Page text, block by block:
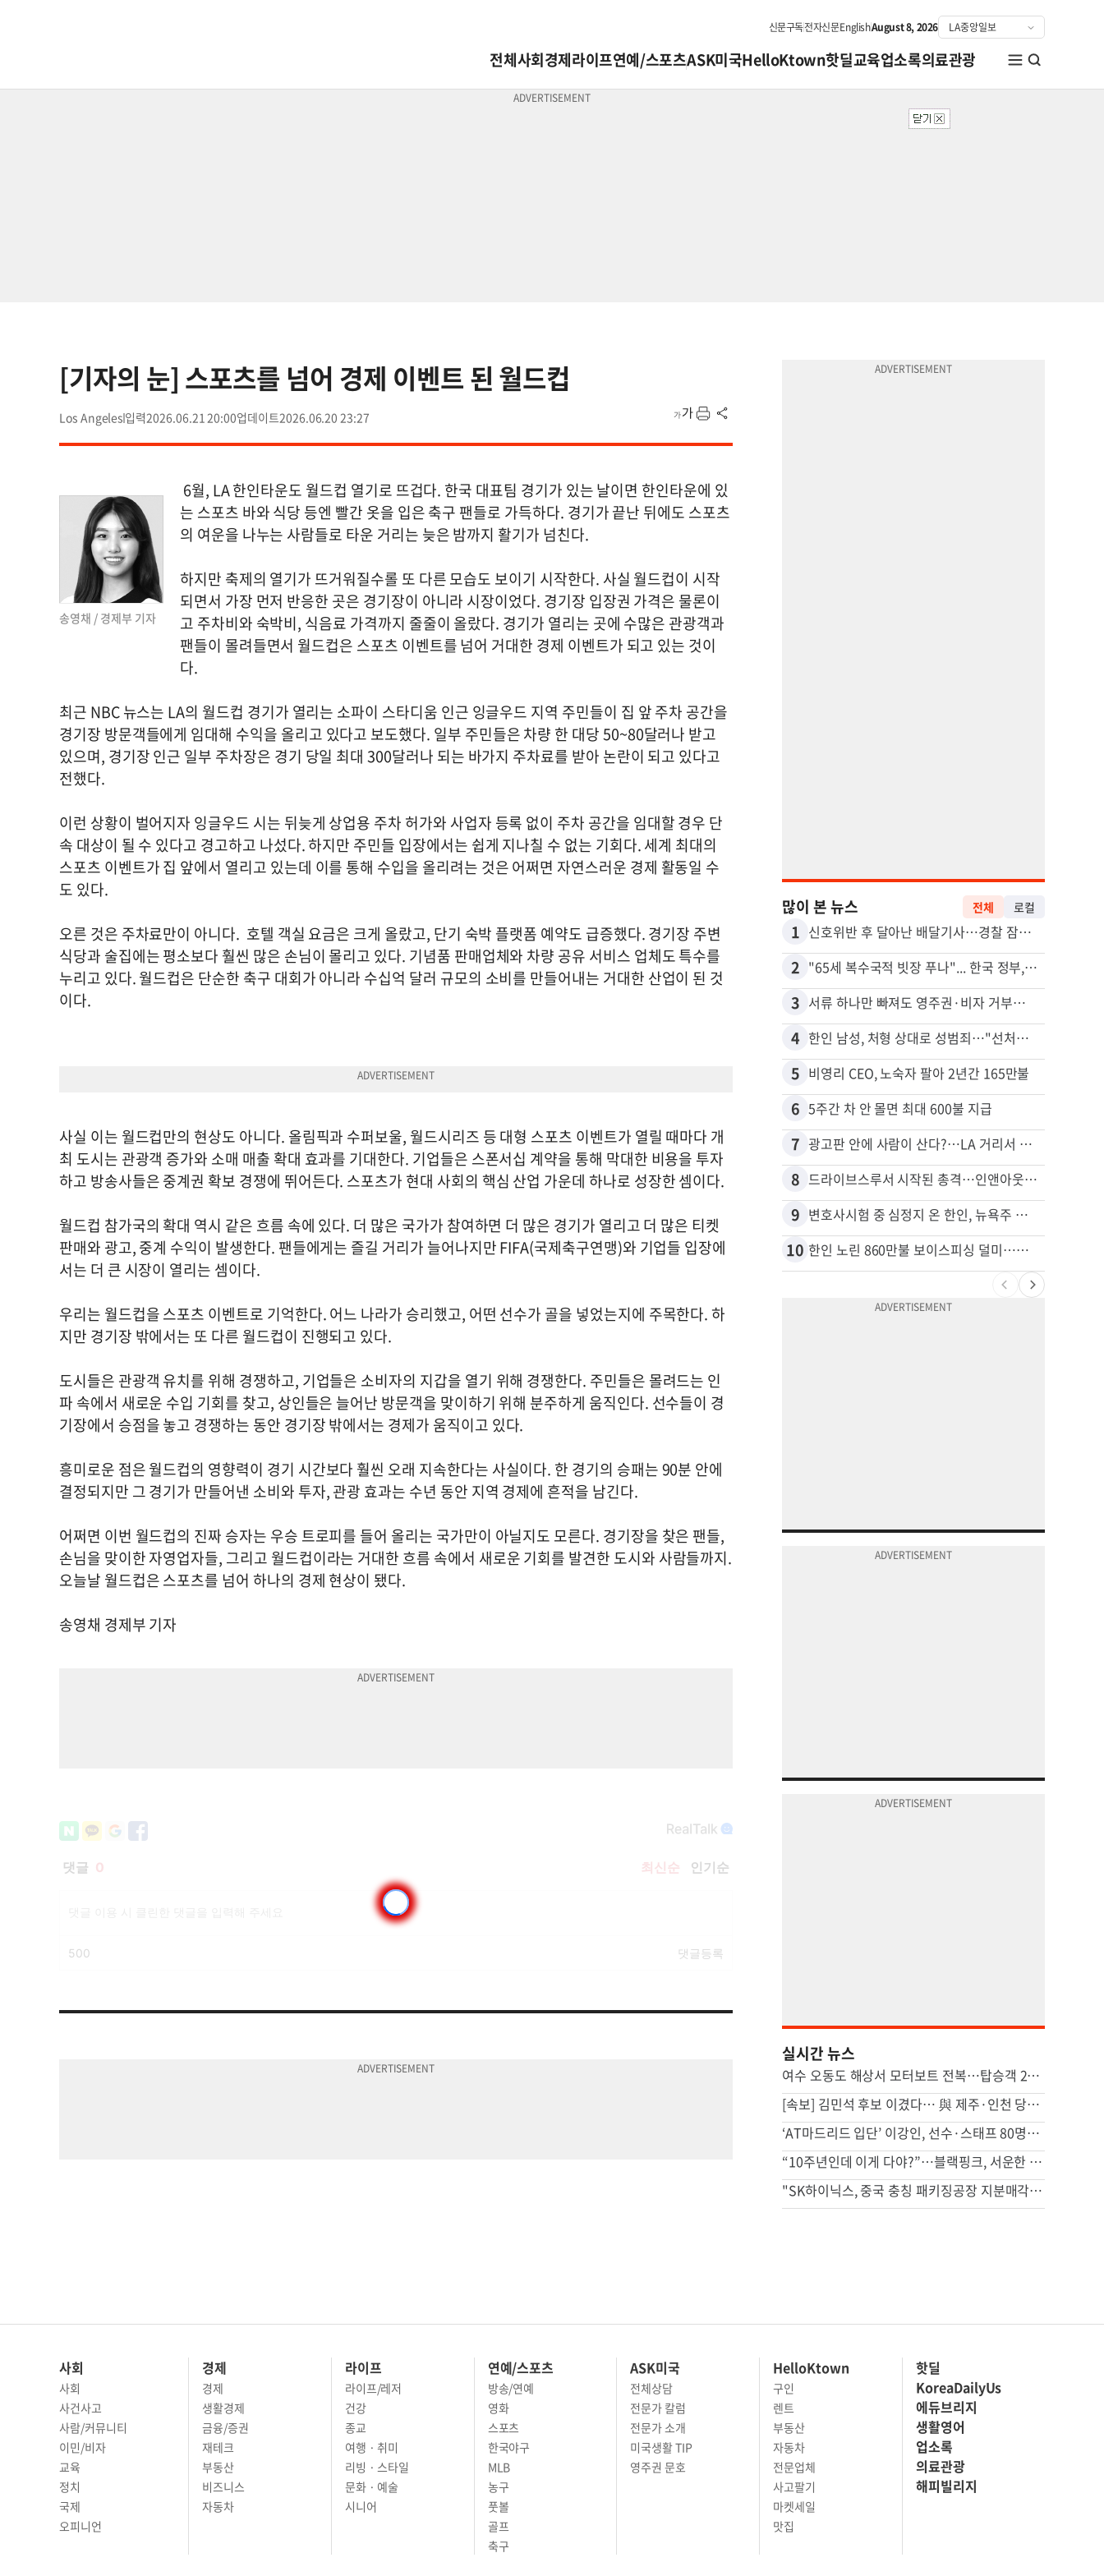
신문구독전자신문EnglishAugust 8, 2026
전체사회경제라이프연예/스포츠ASK미국HelloKtown핫딜교육업소록의료관광
[기자의 눈] 스포츠를 넘어 경제 이벤트 된 월드컵
Los Angeles 2026.06.21 20:00 2026.06.20 23:27
송영채 / 경제부 기자
6월, LA 한인타운도 월드컵 열기로 뜨겁다. 한국 대표팀 경기가 있는 날이면 한인타운에 있
는 스포츠 바와 식당 등엔 빨간 옷을 입은 축구 팬들로 가득하다. 경기가 끝난 뒤에도 스포츠
의 여운을 나누는 사람들로 타운 거리는 늦은 밤까지 활기가 넘친다.
하지만 축제의 열기가 뜨거워질수롤 또 다른 모습도 보이기 시작한다. 사실 월드컵이 시작
되면서 가장 먼저 반응한 곳은 경기장이 아니라 시장이었다. 경기장 입장권 가격은 물론이
고 주차비와 숙박비, 식음료 가격까지 줄줄이 올랐다. 경기가 열리는 곳에 수많은 관광객과
팬들이 몰려들면서 월드컵은 스포츠 이벤트를 넘어 거대한 경제 이벤트가 되고 있는 것이
다.
최근 NBC 뉴스는 LA의 월드컵 경기가 열리는 소파이 스타디움 인근 잉글우드 지역 주민들이 집 앞 주차 공간을
경기장 방문객들에게 임대해 수익을 올리고 있다고 보도했다. 일부 주민들은 차량 한 대당 50~80달러나 받고
있으며, 경기장 인근 일부 주차장은 경기 당일 최대 300달러나 되는 바가지 주차료를 받아 논란이 되고 있다고
전했다.
이런 상황이 벌어지자 잉글우드 시는 뒤늦게 상업용 주차 허가와 사업자 등록 없이 주차 공간을 임대할 경우 단
속 대상이 될 수 있다고 경고하고 나섰다. 하지만 주민들 입장에서는 쉽게 지나칠 수 없는 기회다. 세계 최대의
스포츠 이벤트가 집 앞에서 열리고 있는데 이를 통해 수입을 올리려는 것은 어쩌면 자연스러운 경제 활동일 수
도 있다.
오른 것은 주차료만이 아니다. 호텔 객실 요금은 크게 올랐고, 단기 숙박 플랫폼 예약도 급증했다. 경기장 주변
식당과 술집에는 평소보다 훨씬 많은 손님이 몰리고 있다. 기념품 판매업체와 차량 공유 서비스 업체도 특수를
누리고 있다. 월드컵은 단순한 축구 대회가 아니라 수십억 달러 규모의 소비를 만들어내는 거대한 산업이 된 것
이다.
사실 이는 월드컵만의 현상도 아니다. 올림픽과 수퍼보울, 월드시리즈 등 대형 스포츠 이벤트가 열릴 때마다 개
최 도시는 관광객 증가와 소매 매출 확대 효과를 기대한다. 기업들은 스폰서십 계약을 통해 막대한 비용을 투자
하고 방송사들은 중계권 확보 경쟁에 뛰어든다. 스포츠가 현대 사회의 핵심 산업 가운데 하나로 성장한 셈이다.
월드컵 참가국의 확대 역시 같은 흐름 속에 있다. 더 많은 국가가 참여하면 더 많은 경기가 열리고 더 많은 티켓
판매와 광고, 중계 수익이 발생한다. 팬들에게는 즐길 거리가 늘어나지만 FIFA(국제축구연맹)와 기업들 입장에
서는 더 큰 시장이 열리는 셈이다.
우리는 월드컵을 스포츠 이벤트로 기억한다. 어느 나라가 승리했고, 어떤 선수가 골을 넣었는지에 주목한다. 하
지만 경기장 밖에서는 또 다른 월드컵이 진행되고 있다.
도시들은 관광객 유치를 위해 경쟁하고, 기업들은 소비자의 지갑을 열기 위해 경쟁한다. 주민들은 몰려드는 인
파 속에서 새로운 수입 기회를 찾고, 상인들은 늘어난 방문객을 맞이하기 위해 분주하게 움직인다. 선수들이 경
기장에서 승점을 놓고 경쟁하는 동안 경기장 밖에서는 경제가 움직이고 있다.
흥미로운 점은 월드컵의 영향력이 경기 시간보다 훨씬 오래 지속한다는 사실이다. 한 경기의 승패는 90분 안에
결정되지만 그 경기가 만들어낸 소비와 투자, 관광 효과는 수년 동안 지역 경제에 흔적을 남긴다.
어쩌면 이번 월드컵의 진짜 승자는 우승 트로피를 들어 올리는 국가만이 아닐지도 모른다. 경기장을 찾은 팬들,
손님을 맞이한 자영업자들, 그리고 월드컵이라는 거대한 흐름 속에서 새로운 기회를 발견한 도시와 사람들까지.
오늘날 월드컵은 스포츠를 넘어 하나의 경제 현상이 됐다.
송영채 경제부 기자
많이 본 뉴스 전체 로컬
1 신호위반 후 달아난 배달기사…경찰 잠복해 잡고보니 ‘반전’
2 "65세 복수국적 빗장 푸나"... 한국 정부, 연령 완화 전면 추진
3 서류 하나만 빠져도 영주권·비자 거부…심사관 재량권 대폭 확대
4 한인 남성, 처형 상대로 성범죄…"선처해줬더니 배신자 취급"
5 비영리 CEO, 노숙자 팔아 2년간 165만불
6 5주간 차 안 몰면 최대 600불 지급
7 광고판 안에 사람이 산다?…LA 거리서 화제
8 드라이브스루서 시작된 총격…인앤아웃 참사 영상 공개
9 변호사시험 중 심정지 온 한인, 뉴욕주 제소
10 한인 노린 860만불 보이스피싱 덜미…영사관·한국 검찰 사칭
실시간 뉴스
여수 오동도 해상서 모터보트 전복…탑승객 2명 사망
[속보] 김민석 후보 이겼다… 與 제주·인천 당원투표 승리
‘AT마드리드 입단’ 이강인, 선수·스태프 80명에 한식 만찬 대접
“10주년인데 이게 다야?”…블랙핑크, 서운한 팬심에 결국 사과
"SK하이닉스, 중국 충칭 패키징공장 지분매각 등 검토"
사회
사회
사건사고
사람/커뮤니티
이민/비자
교육
정치
경제
경제
생활경제
금융/증권
재테크
부동산
라이프
라이프/레저
건강
종교
여행 · 취미
리빙 · 스타일
연예/스포츠
방송/연예
영화
스포츠
한국야구
MLB
농구
풋볼
ASK미국
전체상담
전문가 칼럼
전문가 소개
HelloKtown
구인
렌트
부동산
자동차
전문업체
사고팔기
핫딜
KoreaDailyUs
에듀브리지
생활영어
업소록